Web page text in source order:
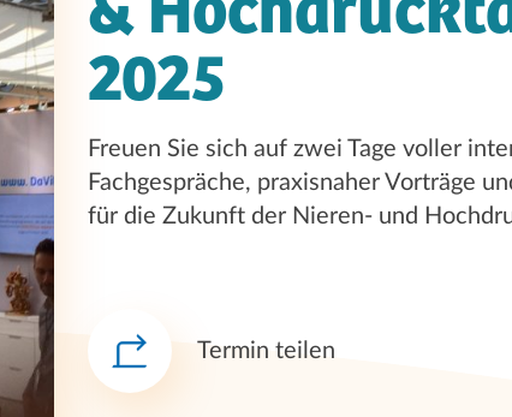
2025
Freuen Sie sich auf zwei Tage voller
Fachgespräche, praxisnaher Vorträge
für die Zukunft der Nieren- und
Termin teilen